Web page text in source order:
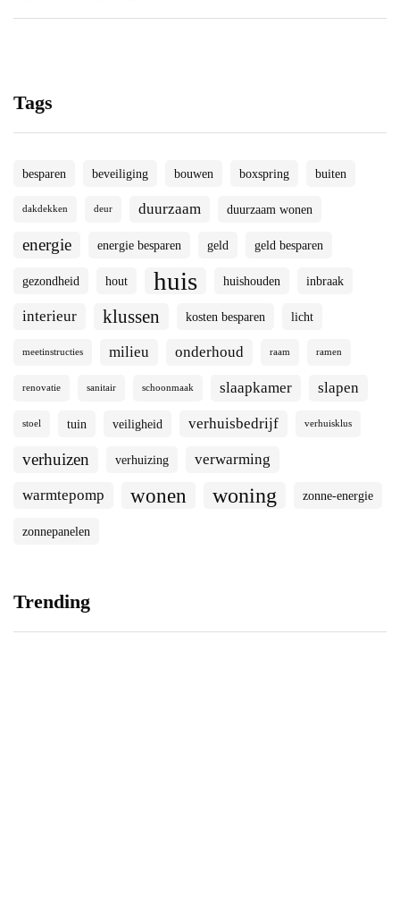
Tags
besparen beveiliging bouwen boxspring buiten
dakdekken deur duurzaam duurzaam wonen
energie energie besparen geld geld besparen
gezondheid hout huis huishouden inbraak
interieur klussen kosten besparen licht
meetinstructies milieu onderhoud raam ramen
renovatie sanitair schoonmaak slaapkamer slapen
stoel tuin veiligheid verhuisbedrijf verhuisklus
verhuizen verhuizing verwarming
warmtepomp wonen woning zonne-energie
zonnepanelen
Trending